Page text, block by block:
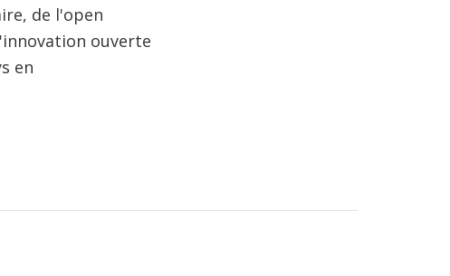
de l'open
ouverte
en